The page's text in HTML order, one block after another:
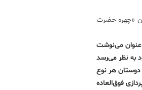
«چهره حضرت
عنوان می‌نوشت
به نظر می‌رسد
هر نوع
فوق‌العاده